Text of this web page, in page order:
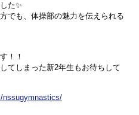
た✨
でも、体操部の魅力を伝えられる
！！
てしまった新2年生もお待ちして
nssugymnastics/